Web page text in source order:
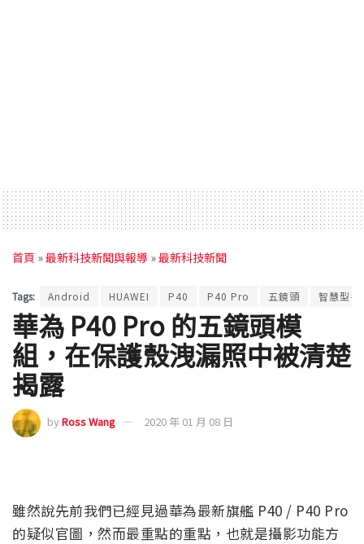
首頁 »最新科技新聞與報導 »最新科技新聞
Tags: Android HUAWEI P40 P40 Pro 五鏡頭 智慧型手
華為 P40 Pro 的五鏡頭模
組，在保護殼洩漏照中被清楚
揭露
byRoss Wang 2020 年 01 月 08 日
雖然說先前我們已經見過華為最新旗艦 P40 / P40 Pro
的疑似官圖，然而最重點的重點，也就是攝影功能方